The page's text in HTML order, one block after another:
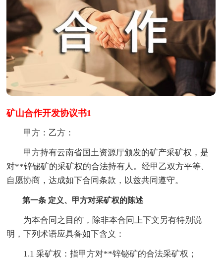
矿山合作开发协议书1
甲方：乙方：
甲方持有云南省国土资源厅颁发的矿产采矿权，是
对**锌铋矿的采矿权的合法持有人。经甲乙双方平等、
自愿协商，达成如下合同条款，以兹共同遵守。
第一条 定义、甲方对采矿权的陈述
为本合同之目的'，除非本合同上下文另有特别说
明，下列术语应具备如下含义：
1.1 采矿权：指甲方对**锌铋矿的合法采矿权；